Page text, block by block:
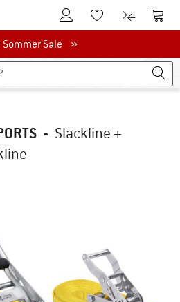
Zum KundenkontoZum Merkzettel.
Zum Zum
Sale
Sommer Sale »
- Slackline +